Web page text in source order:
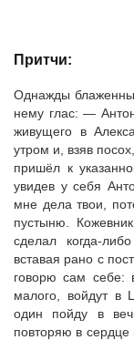
Притчи:
Однажды
нему глас: —
живущего в
утром и, взяв
пришёл к
увидев у себя
мне дела твои,
пустыню.
сделал когда-
вставая рано с
говорю сам себе:
малого, войдут в
один пойду в
повторяю в